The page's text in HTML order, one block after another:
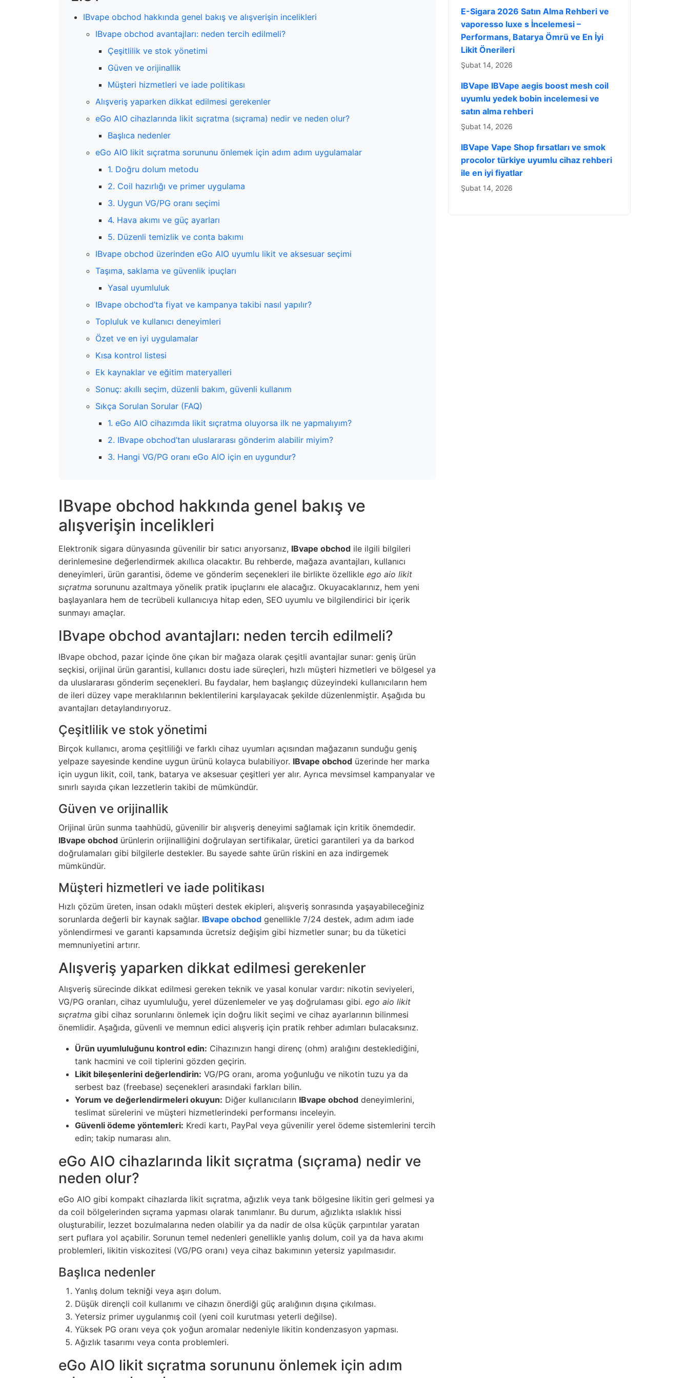
IBvape obchod hakkında genel bakış ve alışverişin incelikleri
IBvape obchod avantajları: neden tercih edilmeli?
Çeşitlilik ve stok yönetimi
Güven ve orijinallik
Müşteri hizmetleri ve iade politikası
Alışveriş yaparken dikkat edilmesi gerekenler
eGo AIO cihazlarında likit sıçratma (sıçrama) nedir ve neden olur?
Başlıca nedenler
eGo AIO likit sıçratma sorununu önlemek için adım adım uygulamalar
1. Doğru dolum metodu
2. Coil hazırlığı ve primer uygulama
3. Uygun VG/PG oranı seçimi
4. Hava akımı ve güç ayarları
5. Düzenli temizlik ve conta bakımı
IBvape obchod üzerinden eGo AIO uyumlu likit ve aksesuar seçimi
Taşıma, saklama ve güvenlik ipuçları
Yasal uyumluluk
IBvape obchod’ta fiyat ve kampanya takibi nasıl yapılır?
Topluluk ve kullanıcı deneyimleri
Özet ve en iyi uygulamalar
Kısa kontrol listesi
Ek kaynaklar ve eğitim materyalleri
Sonuç: akıllı seçim, düzenli bakım, güvenli kullanım
Sıkça Sorulan Sorular (FAQ)
1. eGo AIO cihazımda likit sıçratma oluyorsa ilk ne yapmalıyım?
2. IBvape obchod’tan uluslararası gönderim alabilir miyim?
3. Hangi VG/PG oranı eGo AIO için en uygundur?
IBvape obchod hakkında genel bakış ve
alışverişin incelikleri
Elektronik sigara dünyasında güvenilir bir satıcı arıyorsanız, IBvape obchod ile ilgili bilgileri
derinlemesine değerlendirmek akıllıca olacaktır. Bu rehberde, mağaza avantajları, kullanıcı
deneyimleri, ürün garantisi, ödeme ve gönderim seçenekleri ile birlikte özellikle ego aio likit
sıçratma sorununu azaltmaya yönelik pratik ipuçlarını ele alacağız. Okuyacaklarınız, hem yeni
başlayanlara hem de tecrübeli kullanıcıya hitap eden, SEO uyumlu ve bilgilendirici bir içerik
sunmayı amaçlar.
IBvape obchod avantajları: neden tercih edilmeli?
IBvape obchod, pazar içinde öne çıkan bir mağaza olarak çeşitli avantajlar sunar: geniş ürün
seçkisi, orijinal ürün garantisi, kullanıcı dostu iade süreçleri, hızlı müşteri hizmetleri ve bölgesel ya
da uluslararası gönderim seçenekleri. Bu faydalar, hem başlangıç düzeyindeki kullanıcıların hem
de ileri düzey vape meraklılarının beklentilerini karşılayacak şekilde düzenlenmiştir. Aşağıda bu
avantajları detaylandırıyoruz.
Çeşitlilik ve stok yönetimi
Birçok kullanıcı, aroma çeşitliliği ve farklı cihaz uyumları açısından mağazanın sunduğu geniş
yelpaze sayesinde kendine uygun ürünü kolayca bulabiliyor. IBvape obchod üzerinde her marka
için uygun likit, coil, tank, batarya ve aksesuar çeşitleri yer alır. Ayrıca mevsimsel kampanyalar ve
sınırlı sayıda çıkan lezzetlerin takibi de mümkündür.
Güven ve orijinallik
Orijinal ürün sunma taahhüdü, güvenilir bir alışveriş deneyimi sağlamak için kritik önemdedir.
IBvape obchod ürünlerin orijinalliğini doğrulayan sertifikalar, üretici garantileri ya da barkod
doğrulamaları gibi bilgilerle destekler. Bu sayede sahte ürün riskini en aza indirgemek
mümkündür.
Müşteri hizmetleri ve iade politikası
Hızlı çözüm üreten, insan odaklı müşteri destek ekipleri, alışveriş sonrasında yaşayabileceğiniz
sorunlarda değerli bir kaynak sağlar. IBvape obchod genellikle 7/24 destek, adım adım iade
yönlendirmesi ve garanti kapsamında ücretsiz değişim gibi hizmetler sunar; bu da tüketici
memnuniyetini artırır.
Alışveriş yaparken dikkat edilmesi gerekenler
Alışveriş sürecinde dikkat edilmesi gereken teknik ve yasal konular vardır: nikotin seviyeleri,
VG/PG oranları, cihaz uyumluluğu, yerel düzenlemeler ve yaş doğrulaması gibi. ego aio likit
sıçratma gibi cihaz sorunlarını önlemek için doğru likit seçimi ve cihaz ayarlarının bilinmesi
önemlidir. Aşağıda, güvenli ve memnun edici alışveriş için pratik rehber adımları bulacaksınız.
Ürün uyumluluğunu kontrol edin: Cihazınızın hangi direnç (ohm) aralığını desteklediğini,
tank hacmini ve coil tiplerini gözden geçirin.
Likit bileşenlerini değerlendirin: VG/PG oranı, aroma yoğunluğu ve nikotin tuzu ya da
serbest baz (freebase) seçenekleri arasındaki farkları bilin.
Yorum ve değerlendirmeleri okuyun: Diğer kullanıcıların IBvape obchod deneyimlerini,
teslimat sürelerini ve müşteri hizmetlerindeki performansı inceleyin.
Güvenli ödeme yöntemleri: Kredi kartı, PayPal veya güvenilir yerel ödeme sistemlerini tercih
edin; takip numarası alın.
eGo AIO cihazlarında likit sıçratma (sıçrama) nedir ve
neden olur?
eGo AIO gibi kompakt cihazlarda likit sıçratma, ağızlık veya tank bölgesine likitin geri gelmesi ya
da coil bölgelerinden sıçrama yapması olarak tanımlanır. Bu durum, ağızlıkta ıslaklık hissi
oluşturabilir, lezzet bozulmalarına neden olabilir ya da nadir de olsa küçük çarpıntılar yaratan
sert puflara yol açabilir. Sorunun temel nedenleri genellikle yanlış dolum, coil ya da hava akımı
problemleri, likitin viskozitesi (VG/PG oranı) veya cihaz bakımının yetersiz yapılmasıdır.
Başlıca nedenler
Yanlış dolum tekniği veya aşırı dolum.
Düşük dirençli coil kullanımı ve cihazın önerdiği güç aralığının dışına çıkılması.
Yetersiz primer uygulanmış coil (yeni coil kurutması yeterli değilse).
Yüksek PG oranı veya çok yoğun aromalar nedeniyle likitin kondenzasyon yapması.
Ağızlık tasarımı veya conta problemleri.
eGo AIO likit sıçratma sorununu önlemek için adım
E-Sigara 2026 Satın Alma Rehberi ve
vaporesso luxe s İncelemesi –
Performans, Batarya Ömrü ve En İyi
Likit Önerileri
Şubat 14, 2026
IBVape IBVape aegis boost mesh coil
uyumlu yedek bobin incelemesi ve
satın alma rehberi
Şubat 14, 2026
IBVape Vape Shop fırsatları ve smok
procolor türkiye uyumlu cihaz rehberi
ile en iyi fiyatlar
Şubat 14, 2026